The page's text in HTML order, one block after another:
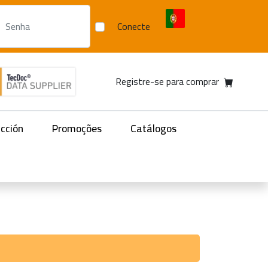
Conecte
Registre-se para comprar
Promoções
Catálogos